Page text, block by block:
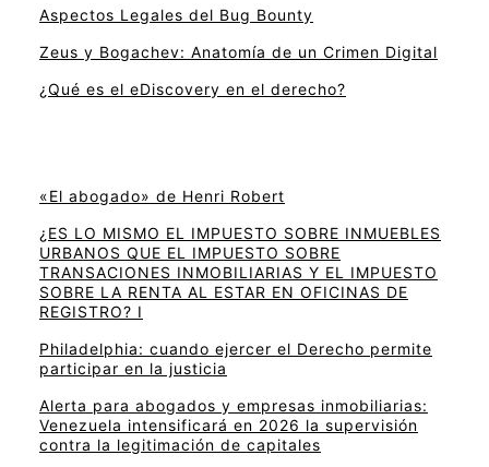
Aspectos Legales del Bug Bounty
Zeus y Bogachev: Anatomía de un Crimen Digital
¿Qué es el eDiscovery en el derecho?
«El abogado» de Henri Robert
¿ES LO MISMO EL IMPUESTO SOBRE INMUEBLES
URBANOS QUE EL IMPUESTO SOBRE
TRANSACIONES INMOBILIARIAS Y EL IMPUESTO
SOBRE LA RENTA AL ESTAR EN OFICINAS DE
REGISTRO? I
Philadelphia: cuando ejercer el Derecho permite
participar en la justicia
Alerta para abogados y empresas inmobiliarias:
Venezuela intensificará en 2026 la supervisión
contra la legitimación de capitales